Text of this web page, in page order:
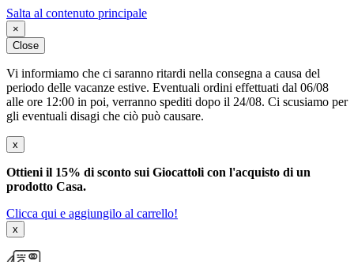
Salta al contenuto principale
×
Close
Vi informiamo che ci saranno ritardi nella consegna a causa del
periodo delle vacanze estive. Eventuali ordini effettuati dal 06/08
alle ore 12:00 in poi, verranno spediti dopo il 24/08. Ci scusiamo per
gli eventuali disagi che ciò può causare.
x
Ottieni il 15% di sconto sui Giocattoli con l'acquisto di un
prodotto Casa.
Clicca qui e aggiungilo al carrello!
x